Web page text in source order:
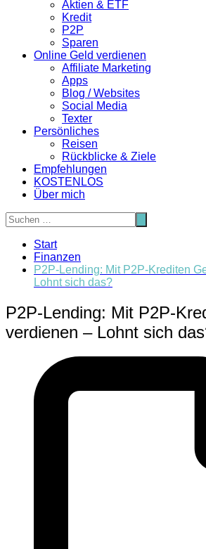
Aktien & ETF
Kredit
P2P
Sparen
Online Geld verdienen
Affiliate Marketing
Apps
Blog / Websites
Social Media
Texter
Persönliches
Reisen
Rückblicke & Ziele
Empfehlungen
KOSTENLOS
Über mich
Start
Finanzen
P2P-Lending: Mit P2P-Krediten
Lohnt sich das?
P2P-Lending: Mit P2P-
verdienen – Lohnt sich